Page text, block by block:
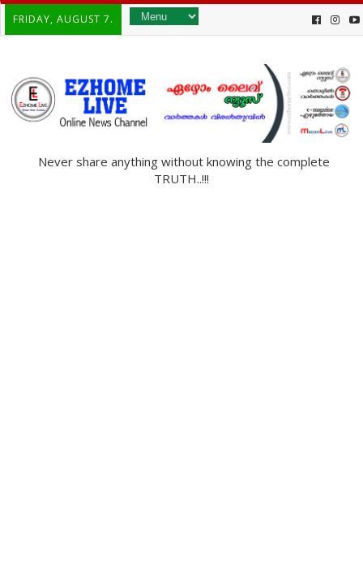
FRIDAY, AUGUST 7.
Never share anything without knowing the complete
TRUTH..!!!